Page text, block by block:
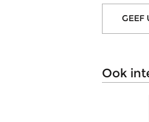
GEEF
ook